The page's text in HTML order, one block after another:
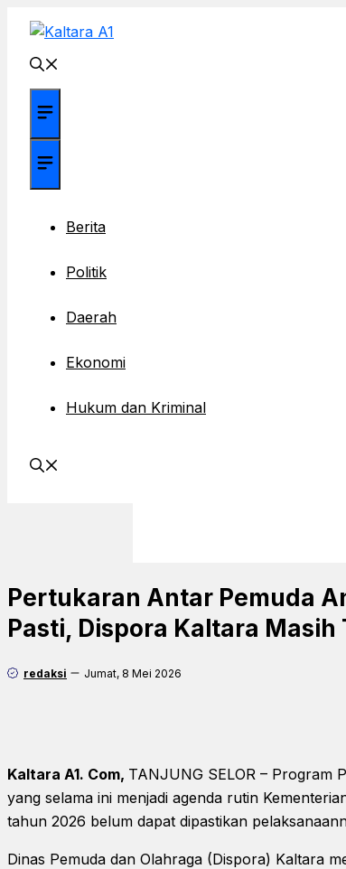
Langsung
Menu
Berita
Politik
Daerah
Ekonomi
Hukum dan Kriminal
Pertukaran Antar Pemuda
Pasti, Dispora Kaltara
redaksi Jumat, 8 Mei 2026
Kaltara A1. Com, TANJUNG SELOR – Program
yang selama ini menjadi agenda rutin
tahun 2026 belum dapat dipastikan
Dinas Pemuda dan Olahraga (Dispora) Kaltara